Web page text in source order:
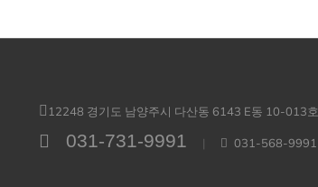
12248 경기도 남양주시 다산동 6143 E동 10-013호
031-731-9991 | 031-568-9991